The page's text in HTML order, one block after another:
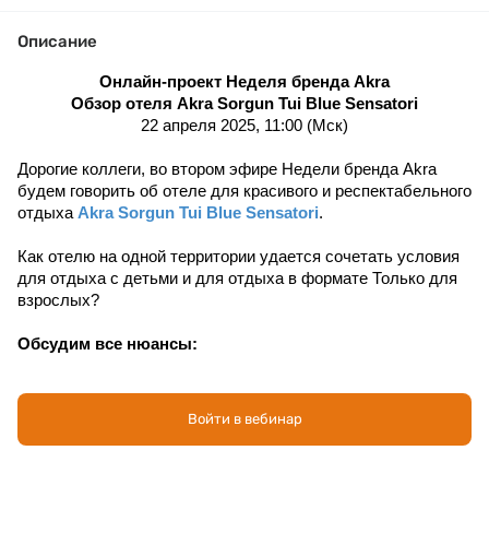
Описание
Онлайн-проект Неделя бренда Akra
Обзор отеля Akra Sorgun Tui Blue Sensatori
22 апреля 2025, 11:00 (Мск)
Дорогие коллеги, во втором эфире Недели бренда Akra
будем говорить об отеле для красивого и респектабельного
отдыха Akra Sorgun Tui Blue Sensatori.
Как отелю на одной территории удается сочетать условия
для отдыха с детьми и для отдыха в формате Только для
взрослых?
Обсудим все нюансы:
инфраструктуру и ее зонирование под различные
Войти в вебинар